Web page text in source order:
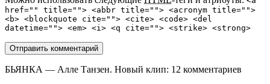
href="" title=""> <abbr title=""> <acronym title="">
<b> <blockquote cite=""> <cite> <code> <del
datetime=""> <em> <i> <q cite=""> <strike> <strong>
БЬЯНКА — Алле Танзен. Новый клип: 12 комментариев